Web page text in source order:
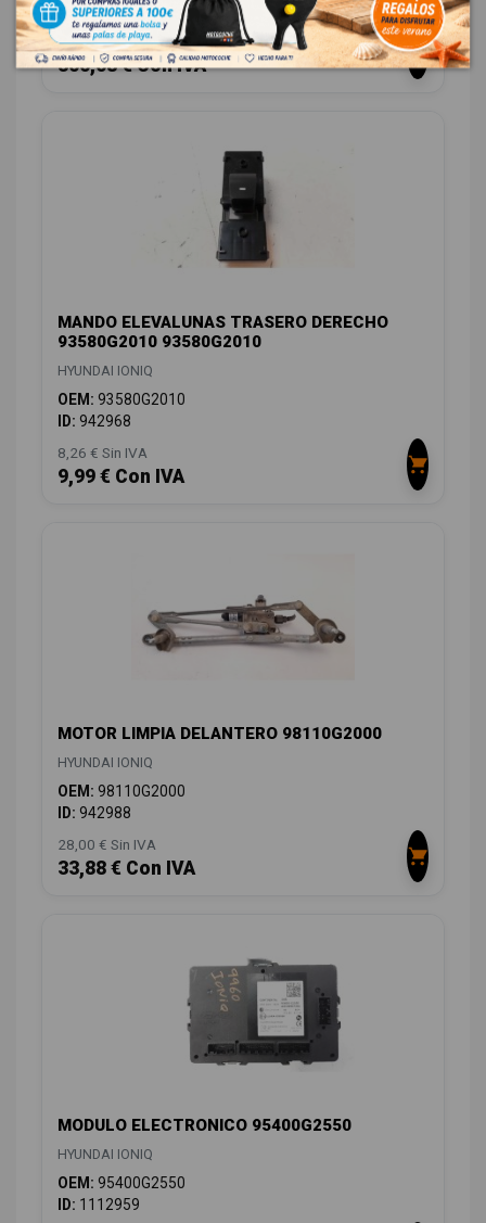
ID:942937
248,00 € Sin IVA
300,08 € Con IVA
MANDO ELEVALUNAS TRASERO DERECHO
93580G2010 93580G2010
HYUNDAI IONIQ
OEM: 93580G2010
ID: 942968
8,26 € Sin IVA
9,99 € Con IVA
MOTOR LIMPIA DELANTERO 98110G2000
HYUNDAI IONIQ
OEM: 98110G2000
ID: 942988
28,00 € Sin IVA
33,88 € Con IVA
MODULO ELECTRONICO 95400G2550
HYUNDAI IONIQ
OEM: 95400G2550
ID: 1112959